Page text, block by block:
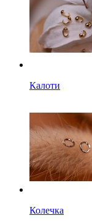
Калоти
Колечка